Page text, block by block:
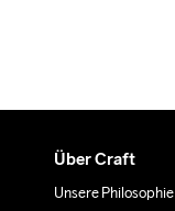
Über Craft
Unsere Philosophie